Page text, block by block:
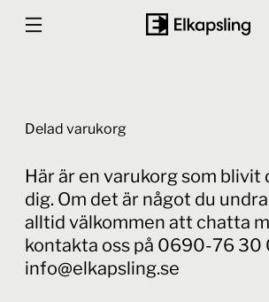
Delad varukorg
Här är en varukorg som blivit
dig. Om det är något du
alltid välkommen att chatta
kontakta oss på 0690-76 30
info@elkapsling.se